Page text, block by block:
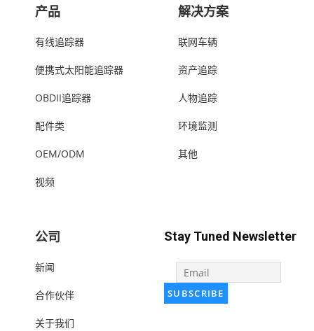
产品
有线追踪器
便携式太阳能追踪器
OBDII追踪器
配件类
OEM/ODM
视频
解决方案
联网车辆
资产追踪
人物追踪
环境监测
其他
公司
新闻
合作伙伴
关于我们
Stay Tuned Newsletter